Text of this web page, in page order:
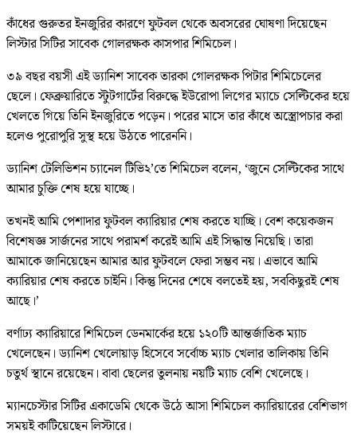
কাঁধের গুরুতর ইনজুরির কারণে ফুটবল থেকে অবসরের ঘোষণা দিয়েছেন
লিস্টার সিটির সাবেক গোলরক্ষক কাসপার শিমিচেল।
৩৯ বছর বয়সী এই ড্যানিশ সাবেক তারকা গোলরক্ষক পিটার শিমিচেলের
ছেলে। ফেব্রুয়ারিতে স্টুটগার্টের বিরুদ্ধে ইউরোপা লিগের ম্যাচে সেল্টিকের হয়ে
খেলতে গিয়ে তিনি ইনজুরিতে পড়েন। পরের মাসে তার কাঁধে অস্ত্রোপচার করা
হলেও পুরোপুরি সুস্থ হয়ে উঠতে পারেননি।
ড্যানিশ টেলিভিশন চ্যানেল টিভি২’তে শিমিচেল বলেন, ‘জুনে সেল্টিকের সাথে
আমার চুক্তি শেষ হয়ে যাচ্ছে।
তখনই আমি পেশাদার ফুটবল ক্যারিয়ার শেষ করতে যাচ্ছি। বেশ কয়েকজন
বিশেষজ্ঞ সার্জনের সাথে পরামর্শ করেই আমি এই সিদ্ধান্ত নিয়েছি। তারা
আমাকে জানিয়েছেন আমার আর ফুটবলে ফেরা সম্ভব নয়। এভাবে আমি
ক্যারিয়ার শেষ করতে চাইনি। কিন্তু দিনের শেষে বলতেই হয়, সবকিছুরই শেষ
আছে।’
বর্ণাঢ্য ক্যারিয়ারে শিমিচেল ডেনমার্কের হয়ে ১২০টি আন্তর্জাতিক ম্যাচ
খেলেছেন। ড্যানিশ খেলোয়াড় হিসেবে সর্বোচ্চ ম্যাচ খেলার তালিকায় তিনি
চতুর্থ স্থানে রয়েছেন। বাবা ছেলের তুলনায় নয়টি ম্যাচ বেশি খেলেছে।
ম্যানচেস্টার সিটির একাডেমি থেকে উঠে আসা শিমিচেল ক্যারিয়ারের বেশিভাগ
সময়ই কাটিয়েছেন লিস্টারে।